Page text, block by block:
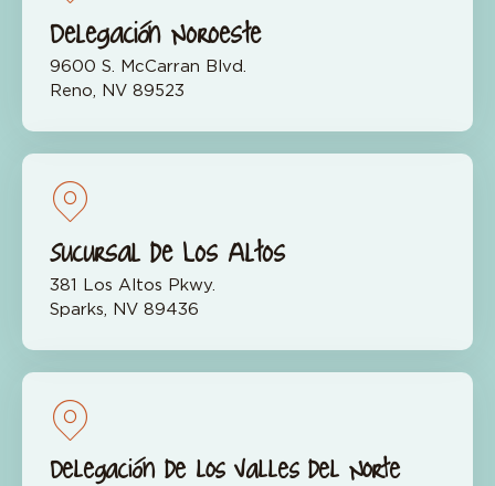
Delegación Noroeste
9600 S. McCarran Blvd.
Reno, NV 89523
Sucursal de Los Altos
381 Los Altos Pkwy.
Sparks, NV 89436
Delegación de los Valles del Norte